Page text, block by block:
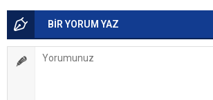
BİR YORUM YAZ